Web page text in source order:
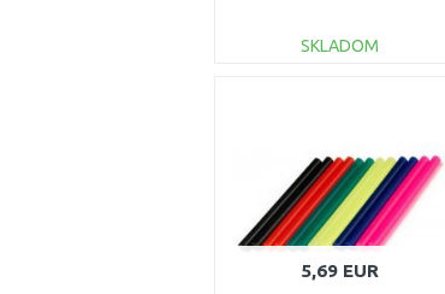
SKLADOM
5,69 EUR